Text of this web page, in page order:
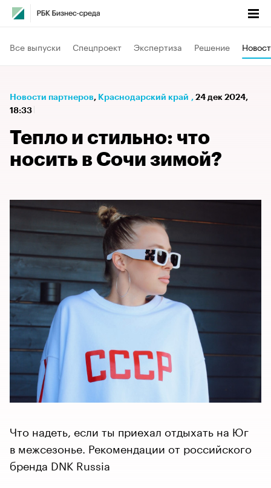
Все выпуски Спецпроект Экспертиза Решение
Новости партнеров⁠, Краснодарский край , 24 дек 2024,
18:33
Тепло и стильно: что
носить в Сочи зимой?
Что надеть, если ты приехал отдыхать на Юг
в межсезонье. Рекомендации от российского
бренда DNK Russia